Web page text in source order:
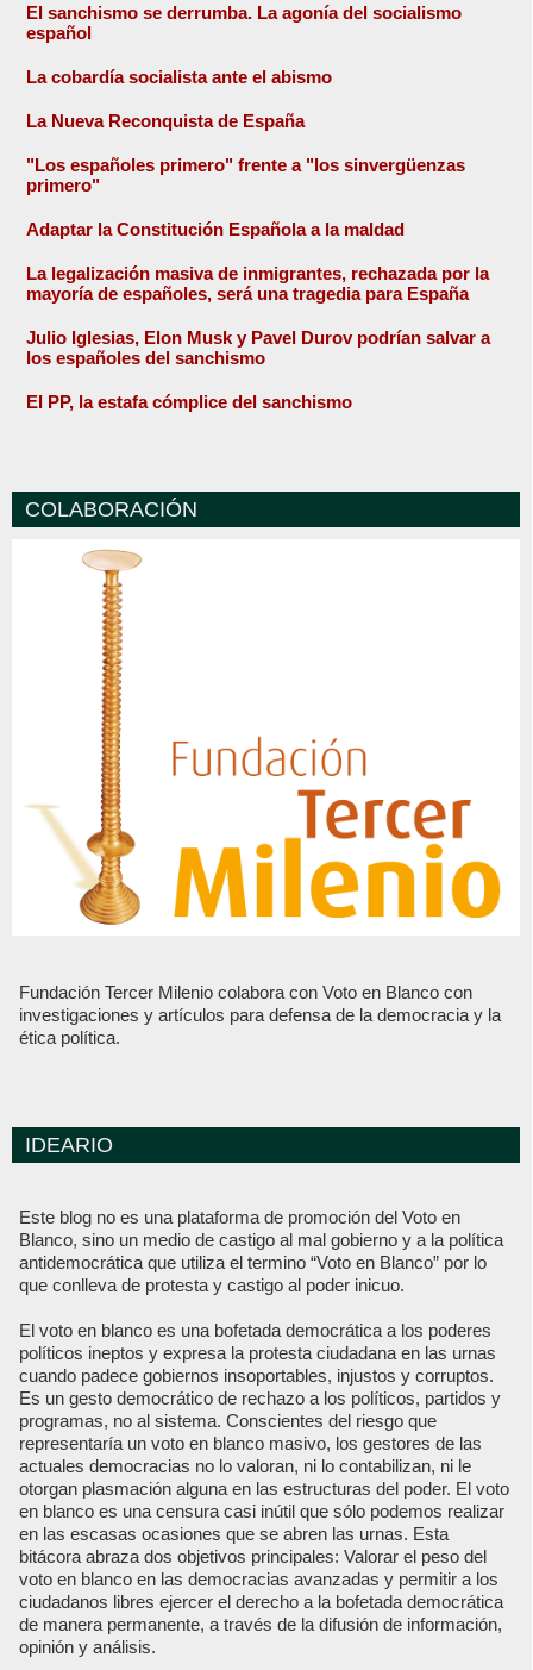
El sanchismo se derrumba. La agonía del socialismo
español
La cobardía socialista ante el abismo
La Nueva Reconquista de España
"Los españoles primero" frente a "los sinvergüenzas
primero"
Adaptar la Constitución Española a la maldad
La legalización masiva de inmigrantes, rechazada por la
mayoría de españoles, será una tragedia para España
Julio Iglesias, Elon Musk y Pavel Durov podrían salvar a
los españoles del sanchismo
El PP, la estafa cómplice del sanchismo
COLABORACIÓN
Fundación Tercer Milenio colabora con Voto en Blanco con
investigaciones y artículos para defensa de la democracia y la
ética política.
IDEARIO
Este blog no es una plataforma de promoción del Voto en
Blanco, sino un medio de castigo al mal gobierno y a la política
antidemocrática que utiliza el termino “Voto en Blanco” por lo
que conlleva de protesta y castigo al poder inicuo.
El voto en blanco es una bofetada democrática a los poderes
políticos ineptos y expresa la protesta ciudadana en las urnas
cuando padece gobiernos insoportables, injustos y corruptos.
Es un gesto democrático de rechazo a los políticos, partidos y
programas, no al sistema. Conscientes del riesgo que
representaría un voto en blanco masivo, los gestores de las
actuales democracias no lo valoran, ni lo contabilizan, ni le
otorgan plasmación alguna en las estructuras del poder. El voto
en blanco es una censura casi inútil que sólo podemos realizar
en las escasas ocasiones que se abren las urnas. Esta
bitácora abraza dos objetivos principales: Valorar el peso del
voto en blanco en las democracias avanzadas y permitir a los
ciudadanos libres ejercer el derecho a la bofetada democrática
de manera permanente, a través de la difusión de información,
opinión y análisis.